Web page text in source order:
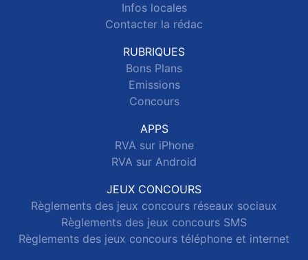
Infos locales
Contacter la rédac
RUBRIQUES
Bons Plans
Emissions
Concours
APPS
RVA sur iPhone
RVA sur Android
JEUX CONCOURS
Règlements des jeux concours réseaux sociaux
Règlements des jeux concours SMS
Règlements des jeux concours téléphone et internet